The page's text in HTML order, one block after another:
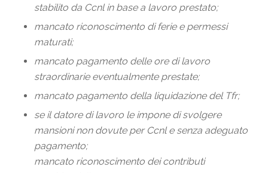
stabilito da Ccnl in base a lavoro prestato;
mancato riconoscimento di ferie e permessi
maturati;
mancato pagamento delle ore di lavoro
straordinarie eventualmente prestate;
mancato pagamento della liquidazione del Tfr;
se il datore di lavoro le impone di svolgere
mansioni non dovute per Ccnl e senza adeguato
pagamento;
mancato riconoscimento dei contributi